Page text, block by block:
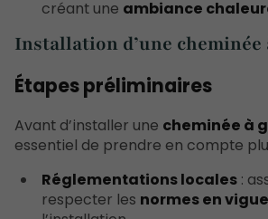
créant une ambiance
Installation d’une cheminée
Étapes préliminaires
Avant d’installer une cheminée à
essentiel de prendre en compte
Réglementations locales:
respecter les normes en